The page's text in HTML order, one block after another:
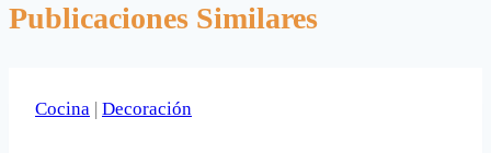
Publicaciones Similares
Cocina | Decoración